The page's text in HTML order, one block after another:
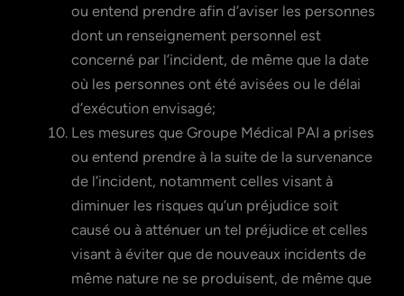
ou entend prendre afin d’aviser les personnes
dont un renseignement personnel est
concerné par l’incident, de même que la date
où les personnes ont été avisées ou le délai
d’exécution envisagé;
Les mesures que Groupe Médical PAI a prises
ou entend prendre à la suite de la survenance
de l’incident, notamment celles visant à
diminuer les risques qu’un préjudice soit
causé ou à atténuer un tel préjudice et celles
visant à éviter que de nouveaux incidents de
même nature ne se produisent, de même que